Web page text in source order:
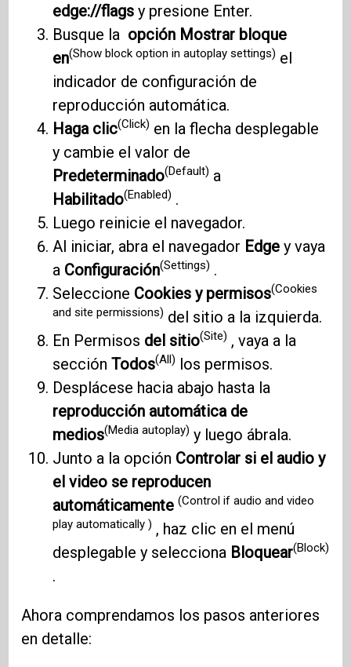
edge://flags y presione Enter.
Busque la opción Mostrar bloque
en(Show block option in autoplay settings) el
indicador de configuración de
reproducción automática.
Haga clic(Click) en la flecha desplegable
y cambie el valor de
Predeterminado(Default) a
Habilitado(Enabled) .
Luego reinicie el navegador.
Al iniciar, abra el navegador Edge y vaya
a Configuración(Settings) .
Seleccione Cookies y permisos(Cookies
and site permissions) del sitio a la izquierda.
En Permisos del sitio(Site) , vaya a la
secciónTodos(All) los permisos.
Desplácese hacia abajo hasta la
reproducción automática de
medios(Media autoplay) y luego ábrala.
Junto a la opción Controlar si el audio y
el video se reproducen
automáticamente(Control if audio and video
play automatically ) , haz clic en el menú
desplegable y selecciona Bloquear(Block)
.
Ahora comprendamos los pasos anteriores
en detalle: